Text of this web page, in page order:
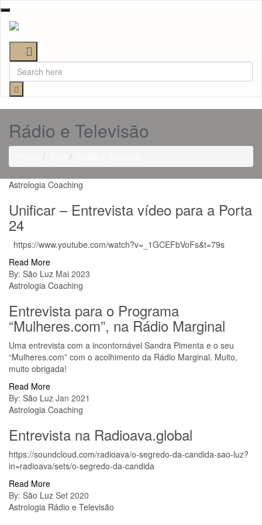
Toggle
navigation
Rádio e Televisão
Astrologia Coaching
Unificar – Entrevista vídeo para a Porta
24
https://www.youtube.com/watch?v=_1GCEFbVoFs&t=79s
Read More
By: São Luz Mai 2023
Astrologia Coaching
Entrevista para o Programa
“Mulheres.com”, na Rádio Marginal
Uma entrevista com a incontornável Sandra Pimenta e o seu
“Mulheres.com” com o acolhimento da Rádio Marginal. Muito,
muito obrigada!
Read More
By: São Luz Jan 2021
Astrologia Coaching
Entrevista na Radioava.global
https://soundcloud.com/radioava/o-segredo-da-candida-sao-luz?
in=radioava/sets/o-segredo-da-candida
Read More
By: São Luz Set 2020
Astrologia Rádio e Televisão